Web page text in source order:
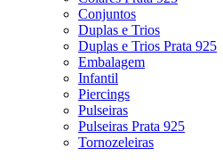
Conjuntos
Duplas e Trios
Duplas e Trios Prata 925
Embalagem
Infantil
Piercings
Pulseiras
Pulseiras Prata 925
Tornozeleiras